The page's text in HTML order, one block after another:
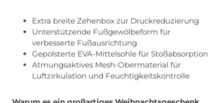
Extra breite Zehenbox zur Druckreduzierung
Unterstützende Fußgewölbeform für
verbesserte Fußausrichtung
Gepolsterte EVA-Mittelsohle für Stoßabsorption
Atmungsaktives Mesh-Obermaterial für
Luftzirkulation und Feuchtigkeitskontrolle